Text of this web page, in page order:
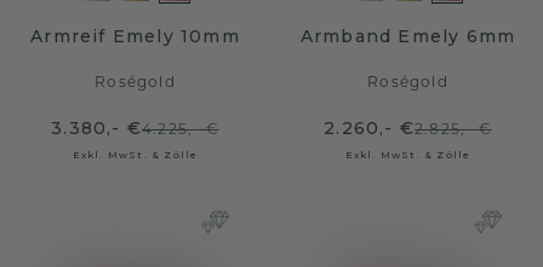
Armreif Emely 10mm
Roségold
3.380,- €4.225,- €
Exkl. MwSt. & Zölle
Armband Emely 6mm
Roségold
2.260,- €2.825,- €
Exkl. MwSt. & Zölle